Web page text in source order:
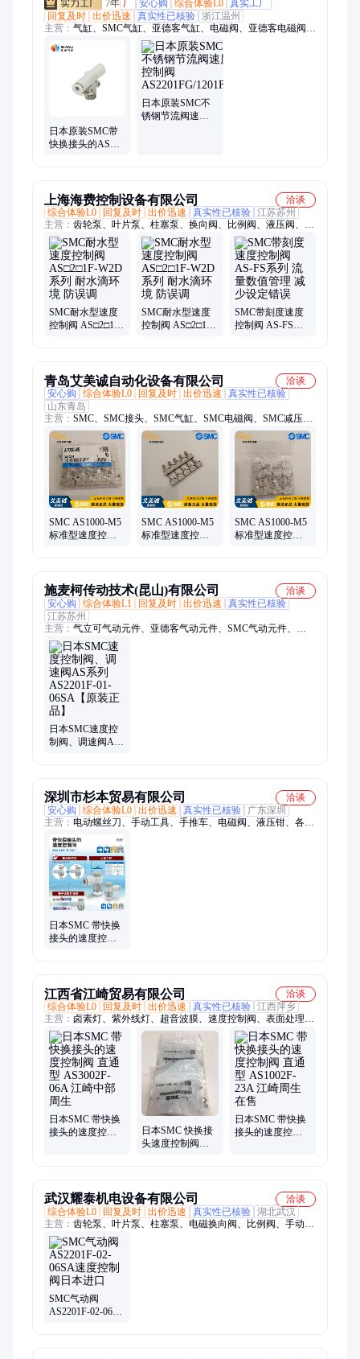
7年 厂 安心购 综合体验L0 真实工厂
回复及时 出价迅速 真实性已核验 浙江温州
主营： 气缸、SMC气缸、亚德客气缸、电磁阀、亚德客电磁阀、
FESTO电磁阀、SMC电磁阀、三位五通电磁阀、气动元件、
CKD气缸、SC标准气缸、MA迷你气缸、SDA薄型气缸、带导杆
气缸、滑台气缸、手指气缸、旋转气缸、非标气缸定制、气缸平
替、气源处理器、气动接头、快速接头、费斯托气缸、高温气
缸、低温气缸
日本原装SMC带
快换接头的AS速
日本原装SMC不
锈钢节流阀速度
上海海费控制设备有限公司
洽谈
综合体验L0
回复及时 出价迅速 真实性已核验 江苏苏州
主营： 齿轮泵、叶片泵、柱塞泵、换向阀、比例阀、液压阀、防
爆电磁阀、变量泵、马达、软管、过滤器
SMC耐水型速度
控制阀 AS□2□1F-
SMC耐水型速度
控制阀 AS□2□1F-
SMC带刻度速度
控制阀 AS-FS系
青岛艾美诚自动化设备有限公司
洽谈
安心购
综合体验L0 回复及时 出价迅速
真实性已核验
山东青岛
主营： SMC、SMC接头、SMC气缸、SMC电磁阀、SMC减压
阀、SMC调速阀、SMC比例阀、SMC调压阀、SMC气控阀、
SMC防爆阀、SMC气动元件、SMC三联件、SMC过滤器、SMC
油雾器、SMC真空发生器、SMC两联件、SMC磁性开关、SMC
启动元件、SMC压力开关、SMC代理、SMC消音器、SMC现
货、日本进口SMC、SMC品牌、SMC原装正品
SMC AS1000-M5
标准型速度控制
SMC AS1000-M5
标准型速度控制
SMC AS1000-M5
标准型速度控制
施麦柯传动技术(昆山)有限公司
洽谈
安心购
综合体验L1 回复及时 出价迅速
真实性已核验
江苏苏州
主营： 气立可气动元件、亚德客气动元件、SMC气动元件、
SMC气控阀、费斯托气动元件
日本SMC速度控
制阀、调速阀AS
深圳市杉本贸易有限公司
洽谈
安心购
综合体验L0 出价迅速 真实性已核验
广东深圳
主营： 电动螺丝刀、手动工具、手推车、电磁阀、液压钳、各类
泵、焊接机、测试工具、热电偶、研磨机、粘度计、点胶机、胶
纸机、真空泵、压接钳、检电器、劳保工具、离子风机、集尘器
日本SMC 带快换
接头的速度控制
江西省江崎贸易有限公司
洽谈
综合体验L0
回复及时 出价迅速 真实性已核验 江西萍乡
主营： 卤素灯、紫外线灯、超音波膜、速度控制阀、表面处理装
置、快速接头、气动浮球、举模器
日本SMC 带快换
接头的速度控制
日本SMC 快换接
头速度控制阀
日本SMC 带快换
接头的速度控制
武汉耀泰机电设备有限公司
洽谈
综合体验L0
回复及时 出价迅速 真实性已核验 湖北武汉
主营： 齿轮泵、叶片泵、柱塞泵、电磁换向阀、比例阀、手动
阀、液压阀、ASCO、REXROTH、ATOS、VICKERS、
PARKER、YUKEN、SMC
SMC气动阀
AS2201F-02-06SA